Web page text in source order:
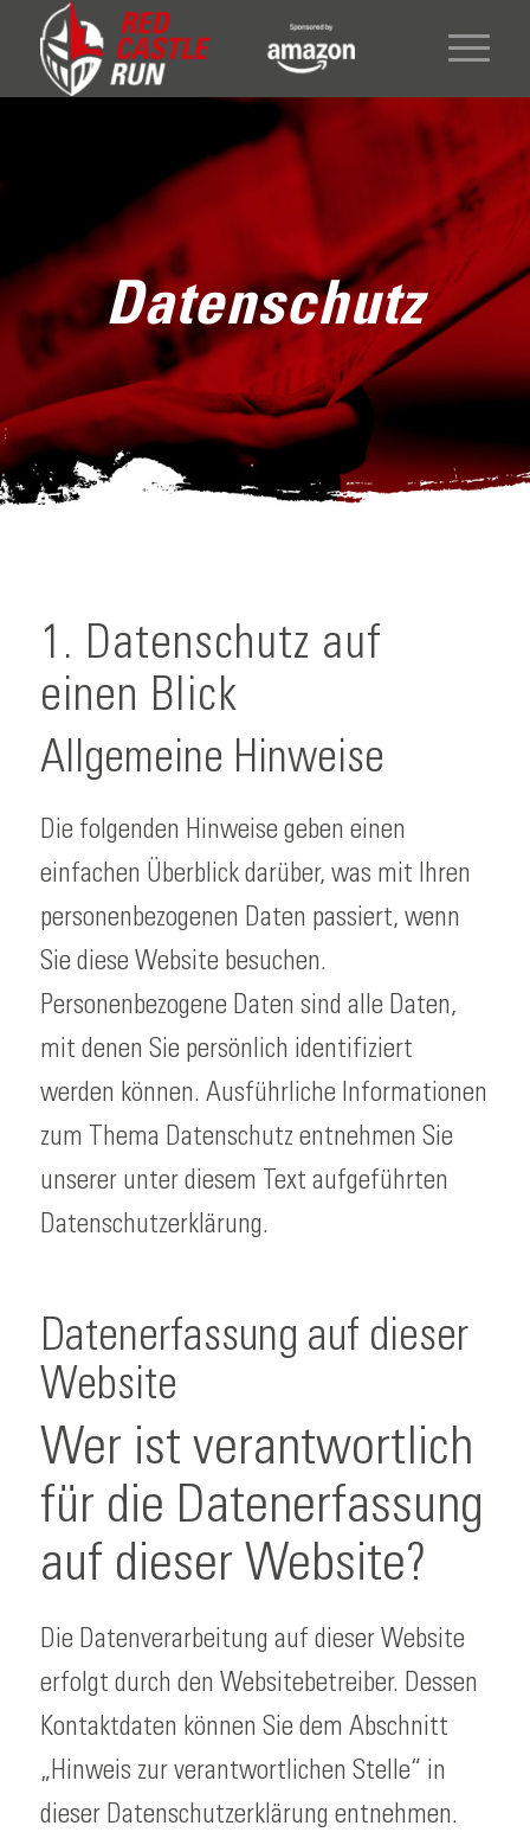
Datenschutz
1. Datenschutz auf
einen Blick
Allgemeine Hinweise
Die folgenden Hinweise geben einen
einfachen Überblick darüber, was mit Ihren
personenbezogenen Daten passiert, wenn
Sie diese Website besuchen.
Personenbezogene Daten sind alle Daten,
mit denen Sie persönlich identifiziert
werden können. Ausführliche Informationen
zum Thema Datenschutz entnehmen Sie
unserer unter diesem Text aufgeführten
Datenschutzerklärung.
Datenerfassung auf dieser
Website
Wer ist verantwortlich
für die Datenerfassung
auf dieser Website?
Die Datenverarbeitung auf dieser Website
erfolgt durch den Websitebetreiber. Dessen
Kontaktdaten können Sie dem Abschnitt
„Hinweis zur verantwortlichen Stelle“ in
dieser Datenschutzerklärung entnehmen.